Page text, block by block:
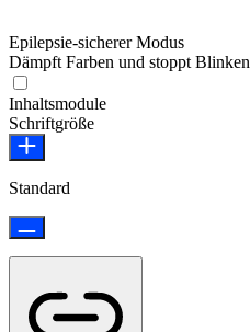
Epilepsie-sicherer Modus
Dämpft Farben und stoppt Blinken
Inhaltsmodule
Schriftgröße
Standard